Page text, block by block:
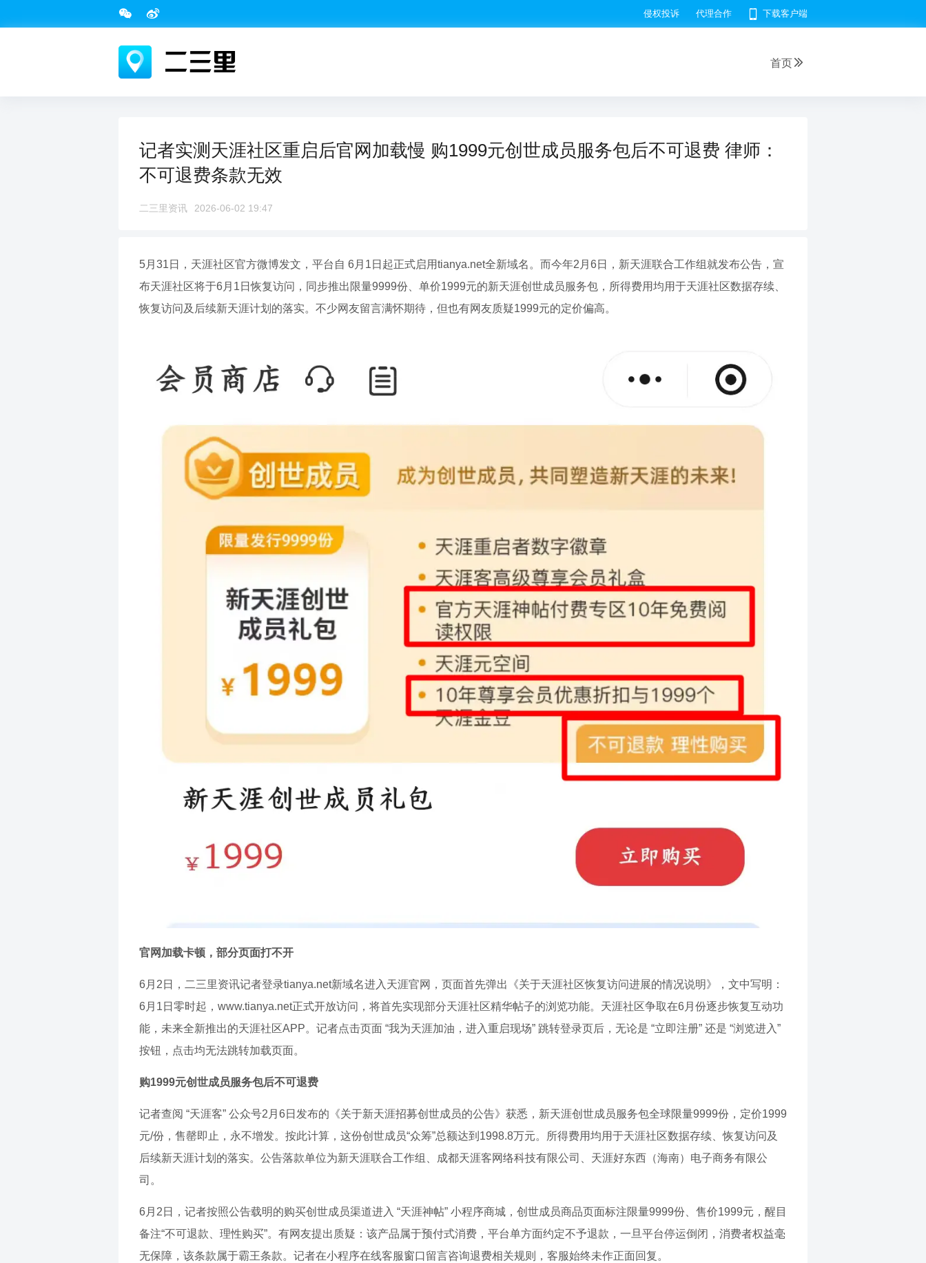
侵权投诉 代理合作 下载客户端
首页
记者实测天涯社区重启后官网加载慢 购1999元创世成员服务包后不可退费 律师：
不可退费条款无效
二三里资讯 2026-06-02 19:47
5月31日，天涯社区官方微博发文，平台自 6月1日起正式启用tianya.net全新域名。而今年2月6日，新天涯联合工作组就发布公告，宣
布天涯社区将于6月1日恢复访问，同步推出限量9999份、单价1999元的新天涯创世成员服务包，所得费用均用于天涯社区数据存续、
恢复访问及后续新天涯计划的落实。不少网友留言满怀期待，但也有网友质疑1999元的定价偏高。
官网加载卡顿，部分页面打不开
6月2日，二三里资讯记者登录tianya.net新域名进入天涯官网，页面首先弹出《关于天涯社区恢复访问进展的情况说明》，文中写明：
6月1日零时起，www.tianya.net正式开放访问，将首先实现部分天涯社区精华帖子的浏览功能。天涯社区争取在6月份逐步恢复互动功
能，未来全新推出的天涯社区APP。记者点击页面 “我为天涯加油，进入重启现场” 跳转登录页后，无论是 “立即注册” 还是 “浏览进入”
按钮，点击均无法跳转加载页面。
购1999元创世成员服务包后不可退费
记者查阅 “天涯客” 公众号2月6日发布的《关于新天涯招募创世成员的公告》获悉，新天涯创世成员服务包全球限量9999份，定价1999
元/份，售罄即止，永不增发。按此计算，这份创世成员“众筹”总额达到1998.8万元。所得费用均用于天涯社区数据存续、恢复访问及
后续新天涯计划的落实。公告落款单位为新天涯联合工作组、成都天涯客网络科技有限公司、天涯好东西（海南）电子商务有限公
司。
6月2日，记者按照公告载明的购买创世成员渠道进入 “天涯神帖” 小程序商城，创世成员商品页面标注限量9999份、售价1999元，醒目
备注“不可退款、理性购买”。有网友提出质疑：该产品属于预付式消费，平台单方面约定不予退款，一旦平台停运倒闭，消费者权益毫
无保障，该条款属于霸王条款。记者在小程序在线客服窗口留言咨询退费相关规则，客服始终未作正面回复。